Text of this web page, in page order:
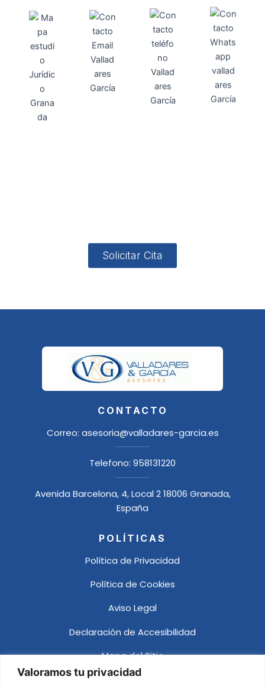
Valoramos tu privacidad
Solicitar Cita
CONTACTO
Correo: asesoria@valladares-garcia.es
Telefono: 958131220
Avenida Barcelona, 4, Local 2 18006 Granada,
España
POLÍTICAS
Política de Privacidad
Política de Cookies
Aviso Legal
Declaración de Accesibilidad
Mapa del Sitio